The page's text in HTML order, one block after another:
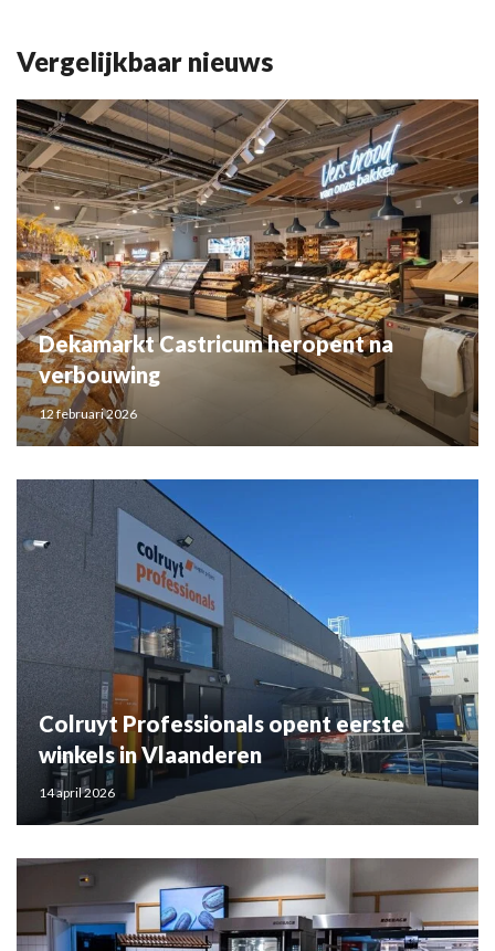
Vergelijkbaar nieuws
Dekamarkt Castricum heropent na
verbouwing
12 februari 2026
Colruyt Professionals opent eerste
winkels in Vlaanderen
14 april 2026